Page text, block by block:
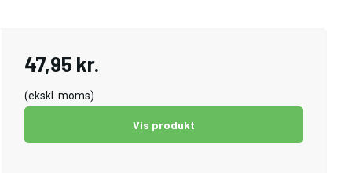
47,95 kr.
(ekskl. moms)
Vis produkt